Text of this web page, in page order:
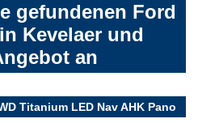
gefundenen Ford
Kevelaer und
an
Titanium LED Nav AHK Pano